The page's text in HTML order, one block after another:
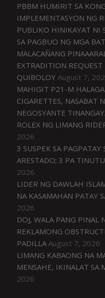
PBBM HUMIRIT SA
IMPLEMENTASYON NG
PUBLIKO HINIKAYAT NI
SA PAGBUO NG MGA
MALACAÑANG
EXTRADITION REQUEST
QUIBOLOY August 7,
MAHIGIT P21-M
CIGARETTES, NASABAT
NEGOSYANTE
ROLEX NG LIMANG
2026
3 SUSPEK SA
ARESTADO; 3 PA
2026
LIDER NG DAWLAH
NA KASAMAHAN PATAY
2026
DOJ, WALA PANG PINAL
REKLAMONG
PADILLA August 7, 2026
LIMANG KABAONG NA
MENSAHE, IKINALAT SA
2026